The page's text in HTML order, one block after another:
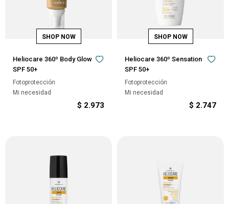
Heliocare 360º Body Glow
SPF 50+
Fotoprotección
Mi necesidad
$ 2.973
Heliocare 360º Sensation
SPF 50+
Fotoprotección
Mi necesidad
$ 2.747